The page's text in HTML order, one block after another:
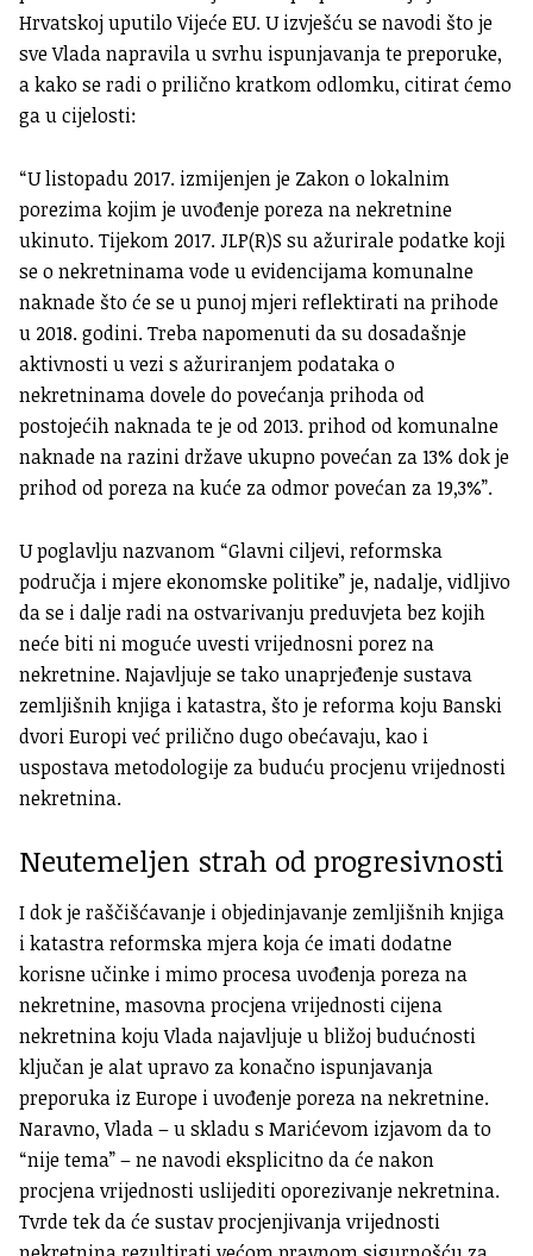
Hrvatskoj uputilo Vijeće EU. U izvješću se navodi što je
sve Vlada napravila u svrhu ispunjavanja te preporuke,
a kako se radi o prilično kratkom odlomku, citirat ćemo
ga u cijelosti:
“U listopadu 2017. izmijenjen je Zakon o lokalnim
porezima kojim je uvođenje poreza na nekretnine
ukinuto. Tijekom 2017. JLP(R)S su ažurirale podatke koji
se o nekretninama vode u evidencijama komunalne
naknade što će se u punoj mjeri reflektirati na prihode
u 2018. godini. Treba napomenuti da su dosadašnje
aktivnosti u vezi s ažuriranjem podataka o
nekretninama dovele do povećanja prihoda od
postojećih naknada te je od 2013. prihod od komunalne
naknade na razini države ukupno povećan za 13% dok je
prihod od poreza na kuće za odmor povećan za 19,3%”.
U poglavlju nazvanom “Glavni ciljevi, reformska
područja i mjere ekonomske politike” je, nadalje, vidljivo
da se i dalje radi na ostvarivanju preduvjeta bez kojih
neće biti ni moguće uvesti vrijednosni porez na
nekretnine. Najavljuje se tako unaprjeđenje sustava
zemljišnih knjiga i katastra, što je reforma koju Banski
dvori Europi već prilično dugo obećavaju, kao i
uspostava metodologije za buduću procjenu vrijednosti
nekretnina.
Neutemeljen strah od progresivnosti
I dok je raščišćavanje i objedinjavanje zemljišnih knjiga
i katastra reformska mjera koja će imati dodatne
korisne učinke i mimo procesa uvođenja poreza na
nekretnine, masovna procjena vrijednosti cijena
nekretnina koju Vlada najavljuje u bližoj budućnosti
ključan je alat upravo za konačno ispunjavanja
preporuka iz Europe i uvođenje poreza na nekretnine.
Naravno, Vlada – u skladu s Marićevom izjavom da to
“nije tema” – ne navodi eksplicitno da će nakon
procjena vrijednosti uslijediti oporezivanje nekretnina.
Tvrde tek da će sustav procjenjivanja vrijednosti